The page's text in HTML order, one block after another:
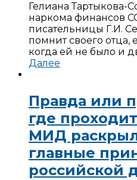
Гелиана Тартыкова-
наркома финансов
писательницы Г.И.
помнит своего отца,
когда ей не было и
Далее
Правда или
где
МИД
главные
российской